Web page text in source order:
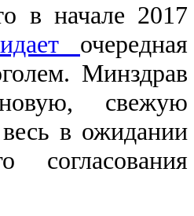
в начале 2017
очередная
Минздрав
свежую
в ожидании
согласования